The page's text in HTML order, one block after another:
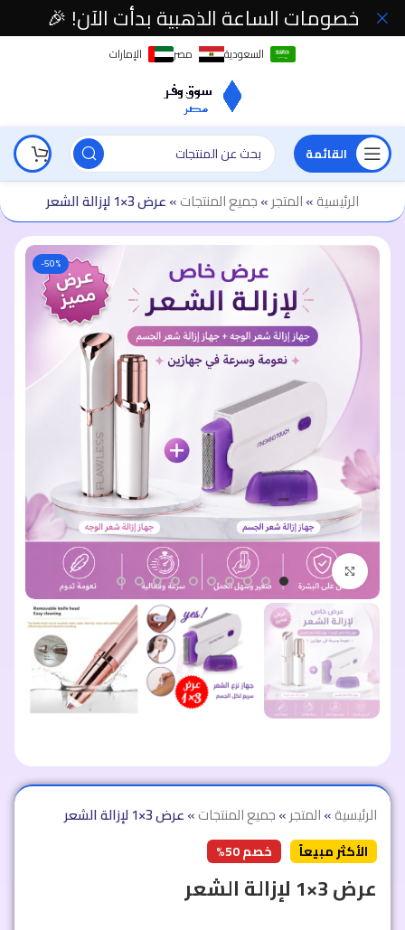
السعودية مصر الإمارات
القائمة
الرئيسية»المتجر»جميع المنتجات»عرض 3×1 لإزالة الشعر
-50%
اضغط للتكبير
الرئيسية»المتجر»جميع المنتجات»عرض 3×1 لإزالة الشعر
الأكثر مبيعاً خصم 50%
عرض 3×1 لإزالة الشعر
خصومات الساعة الذهبية بدأت الآن! 🎉